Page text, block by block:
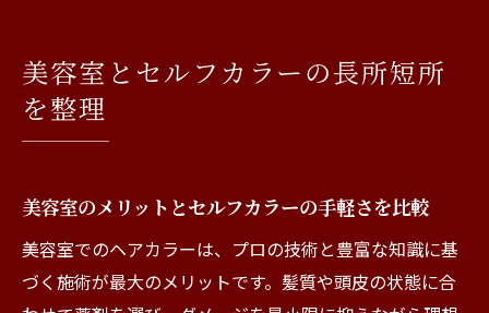
美容室とセルフカラーの長所短所
を整理
美容室のメリットとセルフカラーの手軽さを比較
美容室でのヘアカラーは、プロの技術と豊富な知識に基
づく施術が最大のメリットです。髪質や頭皮の状態に合